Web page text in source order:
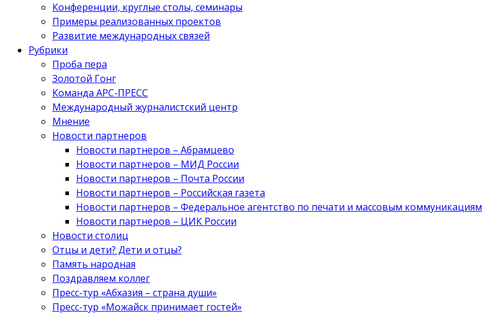
Конференции, круглые столы, семинары
Примеры реализованных проектов
Развитие международных связей
Рубрики
Проба пера
Золотой Гонг
Команда АРС-ПРЕСС
Международный журналистский центр
Мнение
Новости партнеров
Новости партнеров – Абрамцево
Новости партнеров – МИД России
Новости партнеров – Почта России
Новости партнеров – Российская газета
Новости партнеров – Федеральное агентство по печати и массовым коммуникациям
Новости партнеров – ЦИК России
Новости столиц
Отцы и дети? Дети и отцы?
Память народная
Поздравляем коллег
Пресс-тур «Абхазия – страна души»
Пресс-тур «Можайск принимает гостей»